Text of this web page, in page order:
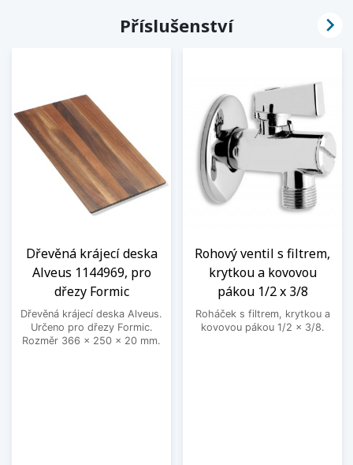
Příslušenství
Dřevěná krájecí deska
Alveus 1144969, pro
dřezy Formic
Dřevěná krájecí deska Alveus.
Určeno pro dřezy Formic.
Rozměr 366 x 250 x 20 mm.
Rohový ventil s filtrem,
krytkou a kovovou
pákou 1/2 x 3/8
Roháček s filtrem, krytkou a
kovovou pákou 1/2 x 3/8.
